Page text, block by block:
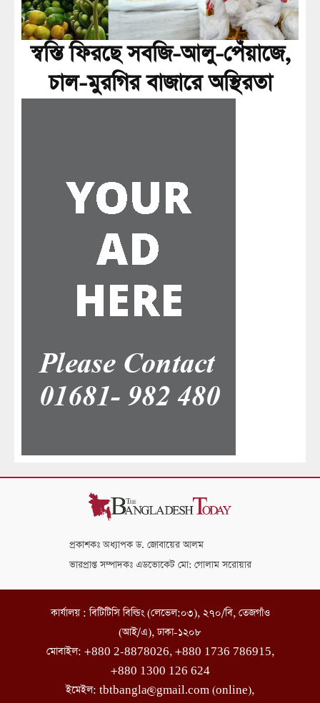
স্বস্তি ফিরছে সবজি-আলু-পেঁয়াজে,
চাল-মুরগির বাজারে অস্থিরতা
প্রকাশকঃ অধ্যাপক ড. জোবায়ের আলম
ভারপ্রাপ্ত সম্পাদকঃ এডভোকেট মো: গোলাম সরোয়ার
কার্যালয় : বিটিটিসি বিল্ডিং (লেভেল:০৩), ২৭০/বি, তেজগাঁও
(আই/এ), ঢাকা-১২০৮
মোবাইল: +880 2-8878026, +880 1736 786915,
+880 1300 126 624
ইমেইল: tbtbangla@gmail.com (online),